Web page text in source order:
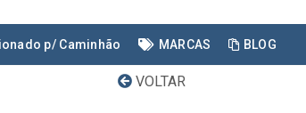
p/ Caminhão MARCAS BLOG
VOLTAR